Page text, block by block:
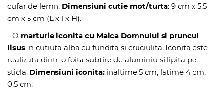
cufar de lemn. Dimensiuni cutie mot/turta: 9 cm x 5,5
cm x 5 cm (L x l x H).
- O marturie iconita cu Maica Domnului si pruncul
Iisus in cutiuta alba cu fundita si cruciulita. Iconita este
realizata dintr-o foita subtire de aluminiu si lipita pe
sticla. Dimensiuni iconita: inaltime 5 cm, latime 4 cm,
0,5 cm.